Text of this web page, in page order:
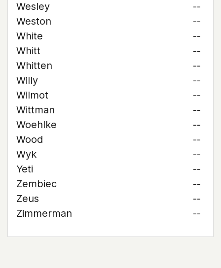
Wesley
--
Weston
--
White
--
Whitt
--
Whitten
--
Willy
--
Wilmot
--
Wittman
--
Woehlke
--
Wood
--
Wyk
--
Yeti
--
Zembiec
--
Zeus
--
Zimmerman
--